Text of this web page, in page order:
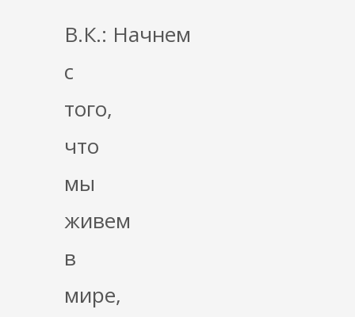
В.К.: Начнем
с
того,
что
мы
живем
в
мире,